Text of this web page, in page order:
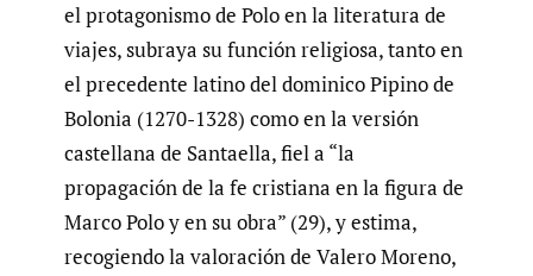
el protagonismo de Polo en la literatura de
viajes, subraya su función religiosa, tanto en
el precedente latino del dominico Pipino de
Bolonia (1270-1328) como en la versión
castellana de Santaella, fiel a “la
propagación de la fe cristiana en la figura de
Marco Polo y en su obra” (29), y estima,
recogiendo la valoración de Valero Moreno,